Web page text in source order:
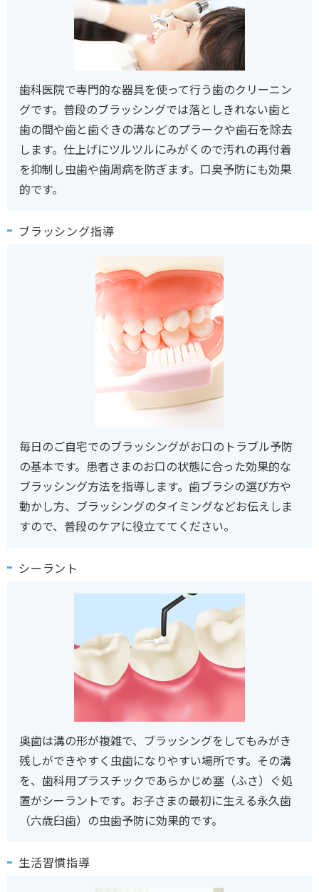
歯科医院で専門的な器具を使って行う歯のクリーニン
グです。普段のブラッシングでは落としきれない歯と
歯の間や歯と歯ぐきの溝などのプラークや歯石を除去
します。仕上げにツルツルにみがくので汚れの再付着
を抑制し虫歯や歯周病を防ぎます。口臭予防にも効果
的です。
ブラッシング指導
毎日のご自宅でのブラッシングがお口のトラブル予防
の基本です。患者さまのお口の状態に合った効果的な
ブラッシング方法を指導します。歯ブラシの選び方や
動かし方、ブラッシングのタイミングなどお伝えしま
すので、普段のケアに役立ててください。
シーラント
奥歯は溝の形が複雑で、ブラッシングをしてもみがき
残しができやすく虫歯になりやすい場所です。その溝
を、歯科用プラスチックであらかじめ塞（ふさ）ぐ処
置がシーラントです。お子さまの最初に生える永久歯
（六歳臼歯）の虫歯予防に効果的です。
生活習慣指導